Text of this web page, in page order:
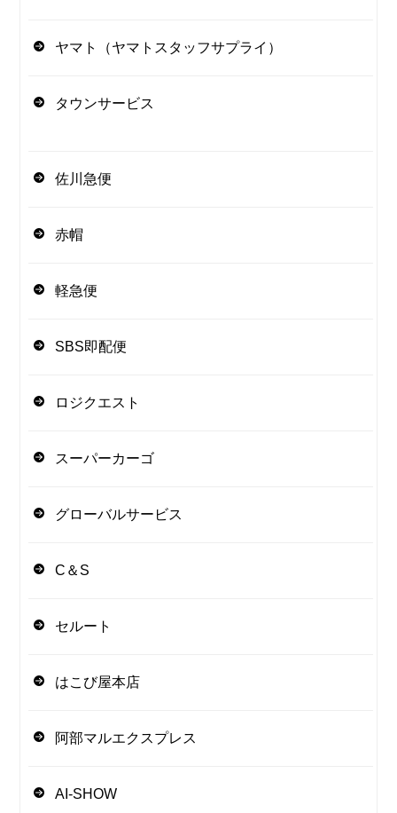
ヤマト（ヤマトスタッフサプライ）
タウンサービス
佐川急便
赤帽
軽急便
SBS即配便
ロジクエスト
スーパーカーゴ
グローバルサービス
C＆S
セルート
はこび屋本店
阿部マルエクスプレス
AI-SHOW